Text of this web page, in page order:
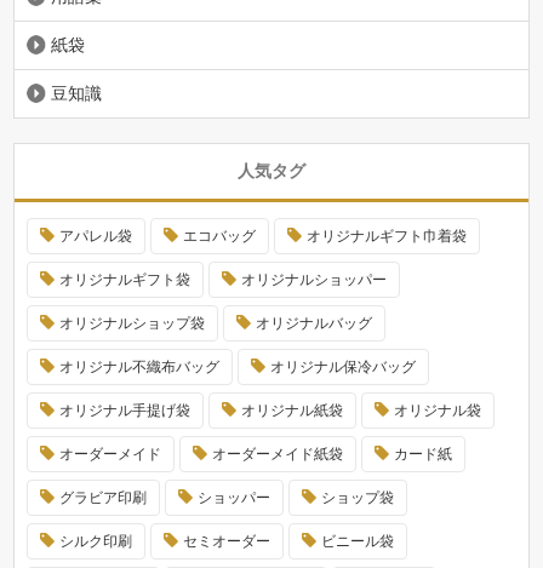
紙袋
豆知識
人気タグ
アパレル袋 エコバッグ オリジナルギフト巾着袋
オリジナルギフト袋 オリジナルショッパー
オリジナルショップ袋 オリジナルバッグ
オリジナル不織布バッグ オリジナル保冷バッグ
オリジナル手提げ袋 オリジナル紙袋 オリジナル袋
オーダーメイド オーダーメイド紙袋 カード紙
グラビア印刷 ショッパー ショップ袋
シルク印刷 セミオーダー ビニール袋